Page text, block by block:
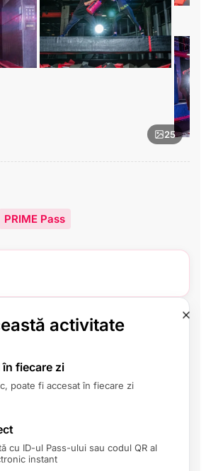
25
PRIME Pass
activitate
fiecare zi
poate fi accesat în fiecare zi
cu ID-ul Pass-ului sau codul QR al
instant